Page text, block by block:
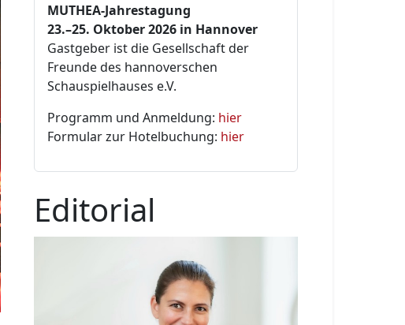
MUTHEA-Jahrestagung
23.–25. Oktober 2026 in Hannover
Gastgeber ist die Gesellschaft der
Freunde des hannoverschen
Schauspielhauses e.V.
Programm und Anmeldung: hier
Formular zur Hotelbuchung: hier
Editorial